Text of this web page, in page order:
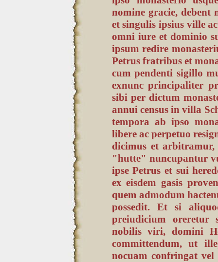
nomine gracie, debent
et singulis ipsius ville
omni iure et dominio
ipsum redire
Petrus fratribus et
cum pendenti sigillo
exnunc principaliter
sibi per dictum
annui census in villa
tempora ab ipso
libere ac perpetuo
dicimus et
"hutte" nuncupantur
ipse Petrus et sui
ex eisdem gasis
quem admodum
possedit. Et si
preiudicium oreretur
nobilis viri, domini
committendum, ut
nocuam confringat